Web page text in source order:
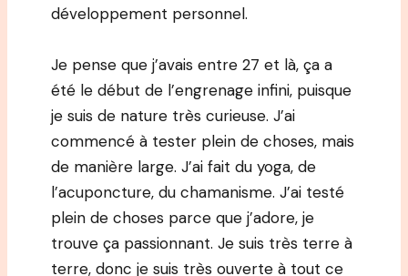
développement personnel.
Je pense que j’avais entre 27 et là, ça a
été le début de l’engrenage infini, puisque
je suis de nature très curieuse. J’ai
commencé à tester plein de choses, mais
de manière large. J’ai fait du yoga, de
l’acuponcture, du chamanisme. J’ai testé
plein de choses parce que j’adore, je
trouve ça passionnant. Je suis très terre à
terre, donc je suis très ouverte à tout ce